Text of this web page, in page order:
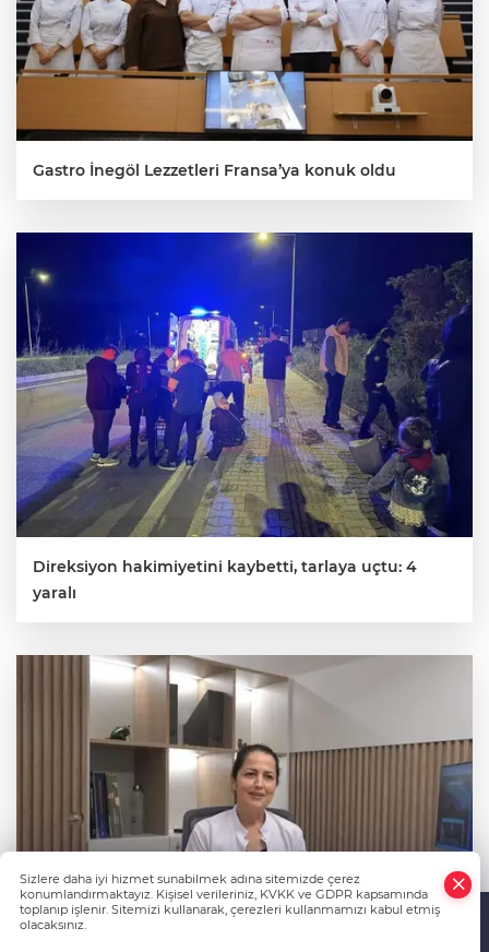
Gastro İnegöl Lezzetleri Fransa’ya konuk oldu
Direksiyon hakimiyetini kaybetti, tarlaya uçtu: 4
yaralı
Sizlere daha iyi hizmet sunabilmek adına sitemizde çerez
konumlandırmaktayız. Kişisel verileriniz, KVKK ve GDPR kapsamında
toplanıp işlenir. Sitemizi kullanarak, çerezleri kullanmamızı kabul etmiş
olacaksınız.